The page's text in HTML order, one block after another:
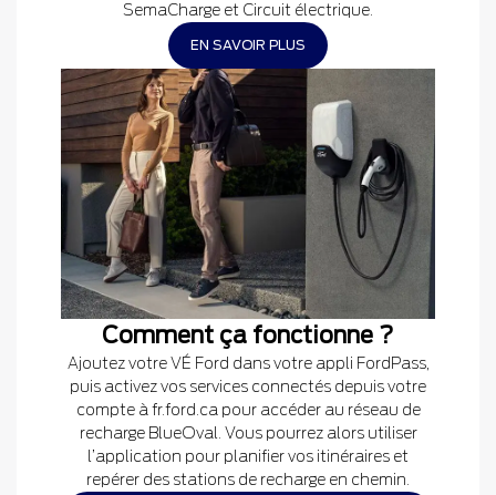
SemaCharge et Circuit électrique.
EN SAVOIR PLUS
Comment ça fonctionne ?
Ajoutez votre VÉ Ford dans votre appli FordPass,
puis activez vos services connectés depuis votre
compte à fr.ford.ca pour accéder au réseau de
recharge BlueOval. Vous pourrez alors utiliser
l’application pour planifier vos itinéraires et
repérer des stations de recharge en chemin.